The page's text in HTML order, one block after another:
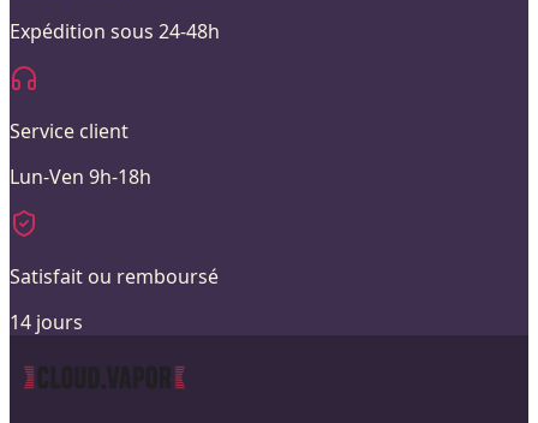
Expédition sous 24-48h
Service client
Lun-Ven 9h-18h
Satisfait ou remboursé
14 jours